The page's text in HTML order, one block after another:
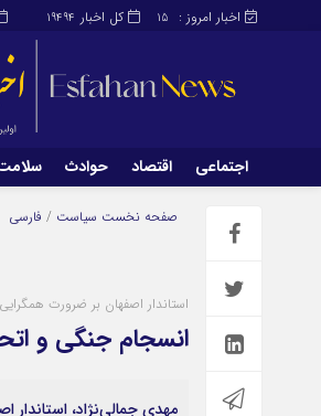
کل اخبار 19494 اخبار امروز : 15
اجتماعی اقتصاد حوادث
صفحه نخست سیاست / فارسی
استاندار اصفهان بر ضرورت
انسجام جنگی و
مهدی جمالی‌نژاد،